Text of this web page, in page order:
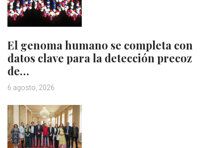
El genoma humano se completa con
datos clave para la detección precoz
de…
6 agosto, 2026